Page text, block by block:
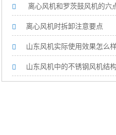
离心风机和罗茨鼓风机的六
离心风机时拆卸注意要点
山东风机实际使用效果怎
山东风机中的不锈钢风机结